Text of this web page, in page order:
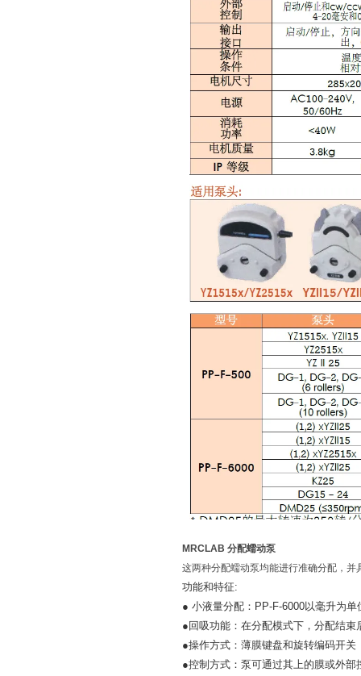
MRCLAB 分配蠕动泵
这两种分配蠕动泵均能进行准确分配，
功能和特征:
● 小液量分配：PP-F-6000以毫升为单
● 回吸功能：在分配模式下，分配结束
●操作方式：薄膜键盘和旋转编码开关
●控制方式：泵可通过其上的膜或外部